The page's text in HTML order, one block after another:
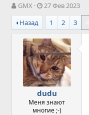
А
в
т
о
GMX
Д
а
а
н
а
ч
а
л
а
27 Фев 2023
Назад
1 2 3
dudu
Меня знают
многие ;-)